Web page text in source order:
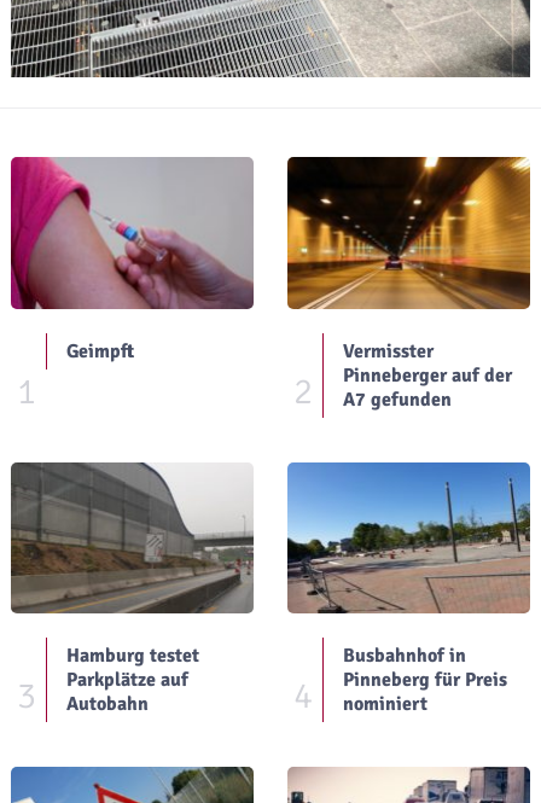
1
Geimpft
2
Vermisster
Pinneberger auf der
A7 gefunden
3
Hamburg testet
Parkplätze auf
Autobahn
4
Busbahnhof in
Pinneberg für Preis
nominiert